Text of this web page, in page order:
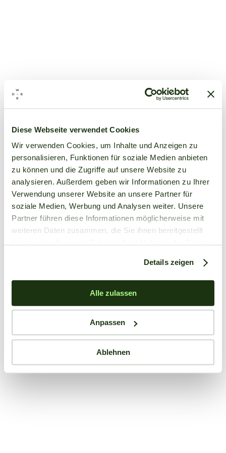
Diese Webseite verwendet Cookies
Wir verwenden Cookies, um Inhalte und Anzeigen zu
personalisieren, Funktionen für soziale Medien anbieten
zu können und die Zugriffe auf unsere Website zu
analysieren. Außerdem geben wir Informationen zu Ihrer
Verwendung unserer Website an unsere Partner für
soziale Medien, Werbung und Analysen weiter. Unsere
Partner führen diese Informationen möglicherweise mit
weiteren Daten zusammen, die Sie ihnen bereitgestellt
Details zeigen
Alle zulassen
Anpassen
Ablehnen